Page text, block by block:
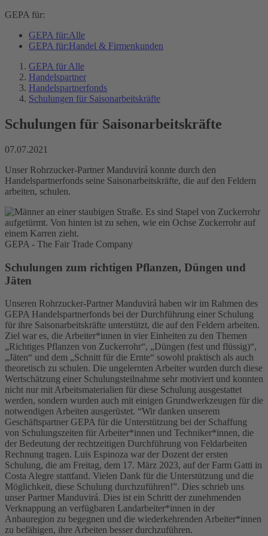
GEPA für:
GEPA für:Alle
GEPA für:Handel & Firmenkunden
GEPA für Alle
Handelspartner
Handelspartnerfonds
Schulungen für Saisonarbeitskräfte
Schulungen für Saisonarbeitskräfte
07.07.2021
Unser Rohrzucker-Partner Manduvirá konnte durch den
Handelspartnerfonds seine Saisonarbeitskräfte, die auf den Feldern
arbeiten, schulen.
GEPA - The Fair Trade Company
Schulungen zum richtigen Pflanzen, Düngen und
Jäten
Unseren Rohrzucker-Partner Manduvirá haben wir im Rahmen des
GEPA Handelspartnerfonds bei der Durchführung einer Schulung
für ihre Saisonarbeitskräfte unterstützt, die auf den Feldern arbeiten.
Ziel war es, die Arbeiter*innen in vier Einheiten zu den Themen
„Richtiges Pflanzen von Zuckerrohr“, „Düngen (fest und flüssig)“,
„Jäten“ und dem „Schnitt für die Ernte“ sowohl praktisch als auch
theoretisch zu schulen. Die ungelernten Arbeiter wurden durch diese
Wertschätzung einer Schulungsteilnahme sehr motiviert und konnten
nicht nur mit Arbeitsmaterialien für diese Schulung ausgestattet
werden, sondern wurden auch mit einigen Grundwerkzeugen für die
notwendigen Arbeiten ausgerüstet. “Wir danken unserem
Geschäftspartner GEPA für die Unterstützung bei der Schaffung
von Schulungszeiten für Arbeiter*innen und Techniker*innen, die
der Bedeutung der rechtzeitigen Durchführung von Feldarbeiten
Rechnung tragen. Luis Espinoza war der Dozent der ersten
Schulung, die am Freitag, dem 17. März 2023, auf der Farm Gatti in
Costa Alegre stattfand. Vielen Dank für die Unterstützung und die
Möglichkeit, diese Schulung durchzuführen!”. Dies schrieb uns
unser Partner Manduvirá. Dies ist ein Schritt der zunehmenden
Verknappung an verfügbaren Landarbeiter*innen in der
Anbauregion zu begegnen und die wiederkehrenden Arbeiter*innen
zu befähigen, ihre Arbeiten besser durchzuführen.